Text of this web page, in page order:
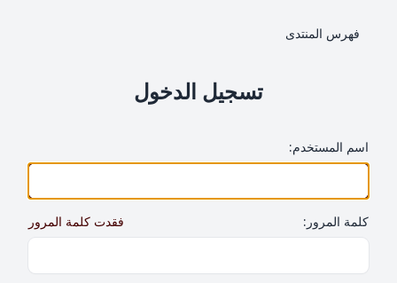
فهرس المنتدى
تسجيل الدخول
اسم المستخدم:
كلمة المرور: فقدت كلمة المرور